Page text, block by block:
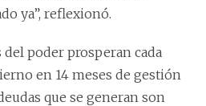
ya”, reflexionó.
poder prosperan cada
en 14 meses de gestión
que se generan son